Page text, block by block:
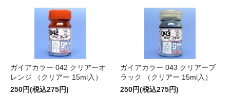
ガイアカラー 042 クリアーオ
レンジ （クリアー 15ml入）
250円(税込275円)
ガイアカラー 043 クリアーブ
ラック （クリアー 15ml入）
250円(税込275円)